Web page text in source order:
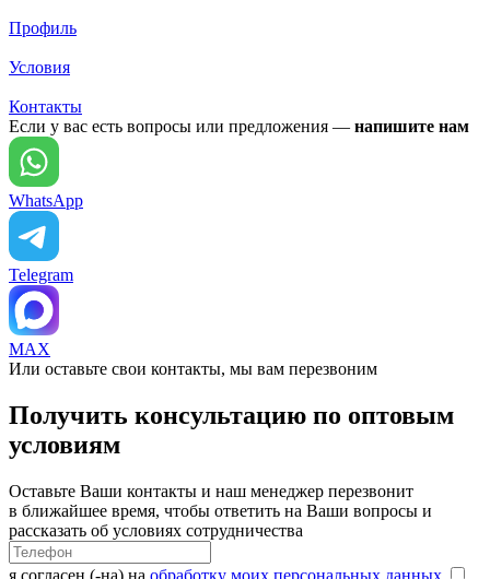
Профиль
Условия
Контакты
Если у вас есть вопросы или предложения — напишите нам
WhatsApp
Telegram
MAX
Или оставьте свои контакты, мы вам перезвоним
Получить консультацию по оптовым
условиям
Оставьте Ваши контакты и наш менеджер перезвонит
в ближайшее время, чтобы ответить на Ваши вопросы и
рассказать об условиях сотрудничества